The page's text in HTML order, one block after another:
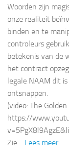
Woorden zijn
onze realiteit
binden en te
controleurs
betekenis van de
het contract
legale NAAM dit
ontsnappen.
(video: The Golden
https://
Zie… Lees meer